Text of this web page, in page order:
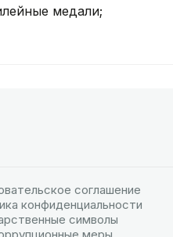
медали;
соглашение
конфиденциальности
символы